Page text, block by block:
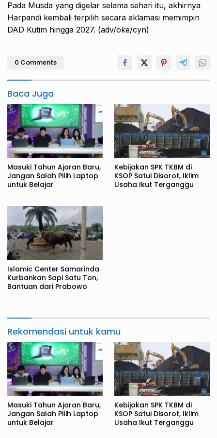
Pada Musda yang digelar selama sehari itu, akhirnya
Harpandi kembali terpilih secara aklamasi memimpin
DAD Kutim hingga 2027. (adv/oke/cyn)
0 Comments
Baca Juga
Masuki Tahun Ajaran Baru,
Jangan Salah Pilih Laptop
untuk Belajar
Kebijakan SPK TKBM di
KSOP Satui Disorot, Iklim
Usaha Ikut Terganggu
Islamic Center Samarinda
Kurbankan Sapi Satu Ton,
Bantuan dari Prabowo
Rekomendasi untuk kamu
Masuki Tahun Ajaran Baru,
Jangan Salah Pilih Laptop
untuk Belajar
Kebijakan SPK TKBM di
KSOP Satui Disorot, Iklim
Usaha Ikut Terganggu